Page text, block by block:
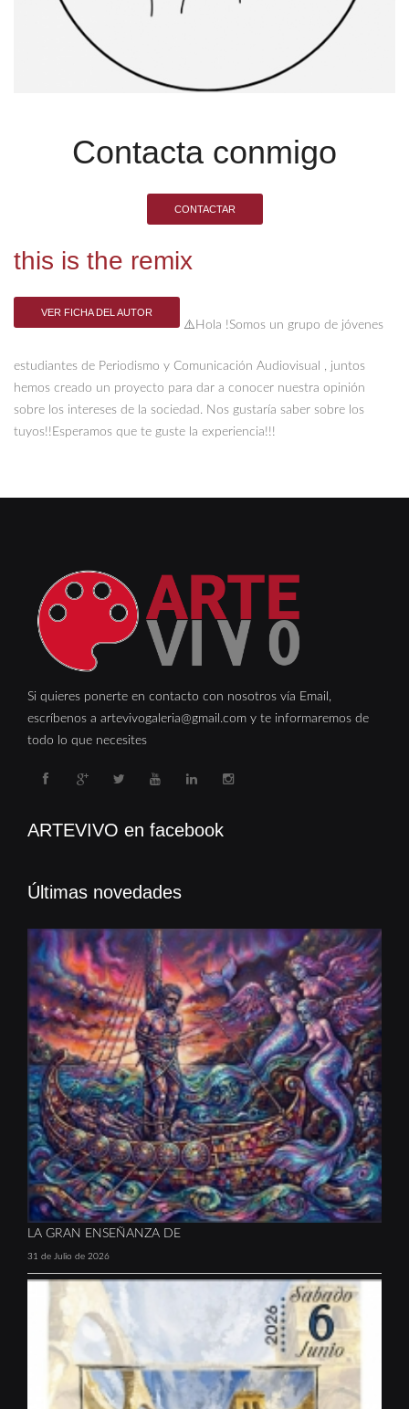
Contacta conmigo
CONTACTAR
this is the remix
VER FICHA DEL AUTOR
⚠️Hola !Somos un grupo de jóvenes
estudiantes de Periodismo y Comunicación Audiovisual , juntos
hemos creado un proyecto para dar a conocer nuestra opinión
sobre los intereses de la sociedad. Nos gustaría saber sobre los
tuyos!!​ Esperamos que te guste la experiencia!!!
Si quieres ponerte en contacto con nosotros vía Email,
escríbenos a artevivogaleria@gmail.com y te informaremos de
todo lo que necesites
ARTEVIVO en facebook
Últimas novedades
LA GRAN ENSEÑANZA DE
31 de Julio de 2026